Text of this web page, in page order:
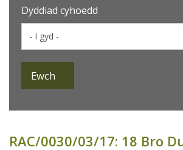
Dyddiad cyhoedd
RAC/0030/03/17: 18 Bro